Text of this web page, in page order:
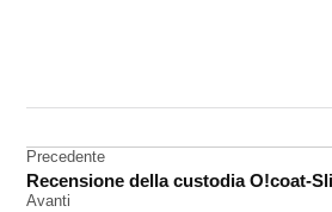
Navigazione
articoli
Precedente
Recensione della custodia O!coat-
Avanti